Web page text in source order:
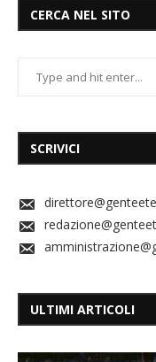
CERCA NEL SITO
SCRIVICI
ULTIMI ARTICOLI